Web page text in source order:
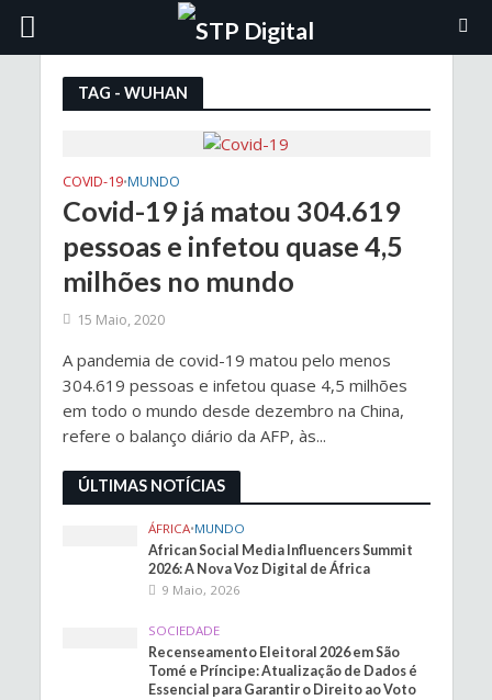
TAG - WUHAN
COVID-19•MUNDO
Covid-19 já matou 304.619
pessoas e infetou quase 4,5
milhões no mundo
15 Maio, 2020
A pandemia de covid-19 matou pelo menos
304.619 pessoas e infetou quase 4,5 milhões
em todo o mundo desde dezembro na China,
refere o balanço diário da AFP, às...
ÚLTIMAS NOTÍCIAS
ÁFRICA•MUNDO
African Social Media Influencers Summit
2026: A Nova Voz Digital de África
9 Maio, 2026
SOCIEDADE
Recenseamento Eleitoral 2026 em São
Tomé e Príncipe: Atualização de Dados é
Essencial para Garantir o Direito ao Voto